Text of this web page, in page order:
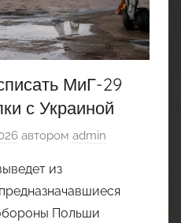
МиГ-29
с Украиной
автором admin
из
Польши